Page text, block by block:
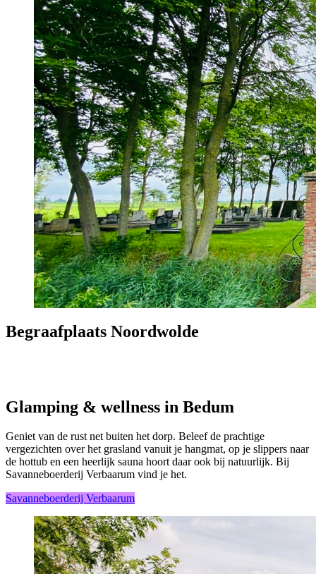
Begraafplaats Noordwolde
Glamping & wellness in Bedum
Geniet van de rust net buiten het dorp. Beleef de prachtige
vergezichten over het grasland vanuit je hangmat, op je slippers naar
de hottub en een heerlijk sauna hoort daar ook bij natuurlijk. Bij
Savanneboerderij Verbaarum vind je het.
Savanneboerderij Verbaarum